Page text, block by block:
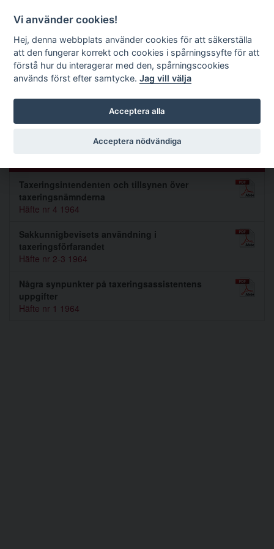
Förvaltningsrättslig tidskrift
Sök
Jan Sundin
Taxeringsintendenten och tillsynen över
taxeringsnämnderna
Häfte nr 4 1964
Sakkunnigbevisets användning i
taxeringsförfarandet
Häfte nr 2-3 1964
Några synpunkter på taxeringsassistentens
uppgifter
Häfte nr 1 1964
Vi använder cookies!
Hej, denna webbplats använder cookies för att säkerställa
att den fungerar korrekt och cookies i spårningssyfte för att
förstå hur du interagerar med den, spårningscookies
används först efter samtycke.Jag vill välja
Acceptera alla
Acceptera nödvändiga